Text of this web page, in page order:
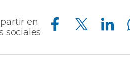
en
sociales
Compartir en Facebook Compartir en Twitter Compartir en Linkedin